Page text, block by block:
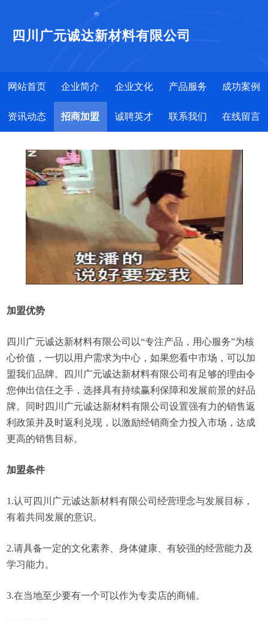
四川广元诚达新材料有限公司
网站首页 企业简介 企业文化 产品服务 成功案例
资讯动态 招商加盟 诚聘英才 联系我们 在线留言
加盟优势
四川广元诚达新材料有限公司以“专注产品，用心服务”为核
心价值，一切以用户需求为中心，如果您看中市场，可以加
盟我们品牌。四川广元诚达新材料有限公司有足够的理由令
您伸出信任之手，选择具有持续赢利保障和发展前景的好品
牌。同时四川广元诚达新材料有限公司设置强有力的销售返
利政策并及时返利兑现，以激励经销商全力投入市场，达成
更高的销售目标。
加盟条件
1.认可四川广元诚达新材料有限公司经营理念与发展目标，
有着共同发展的意识。
2.请具备一定的文化素养、身体健康、有较强的经营能力及
学习能力。
3.在当地至少要有一个可以作为专卖店的商铺。